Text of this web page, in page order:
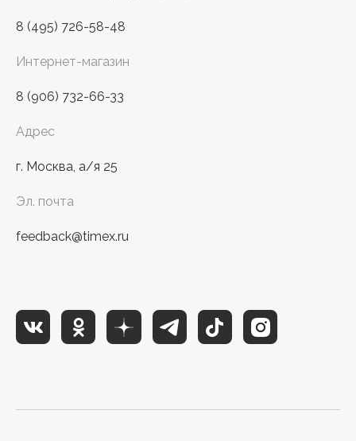
Адрес
г. Москва, а/я 25
Эл. почта
feedback@timex.ru
8 (495) 726-58-48
Интернет-магазин
8 (906) 732-66-33